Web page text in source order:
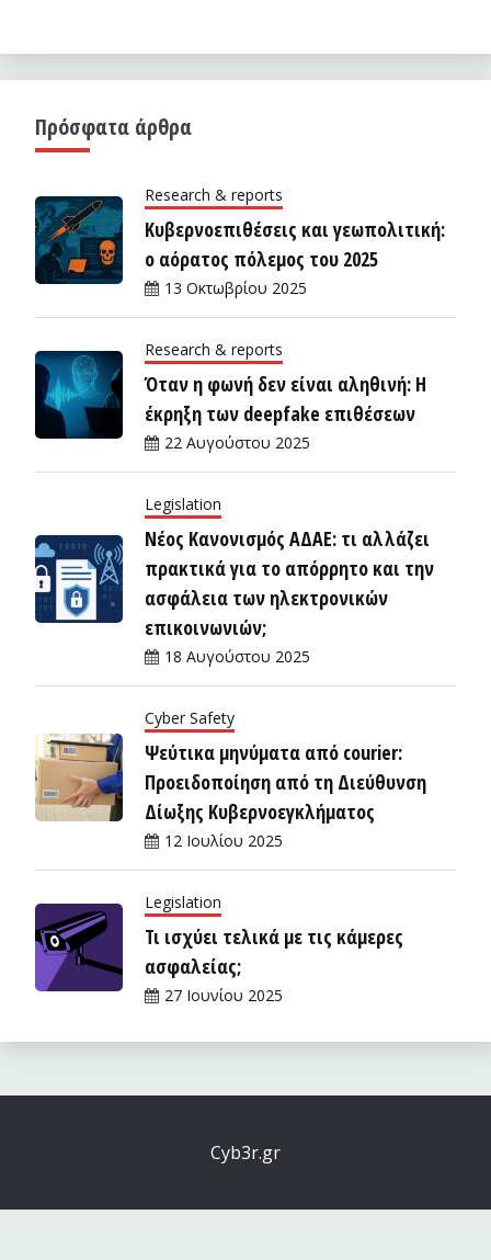
Πρόσφατα άρθρα
Research & reports
Κυβερνοεπιθέσεις και γεωπολιτική:
ο αόρατος πόλεμος του 2025
13 Οκτωβρίου 2025
Research & reports
Όταν η φωνή δεν είναι αληθινή: Η
έκρηξη των deepfake επιθέσεων
22 Αυγούστου 2025
Legislation
Νέος Κανονισμός ΑΔΑΕ: τι αλλάζει
πρακτικά για το απόρρητο και την
ασφάλεια των ηλεκτρονικών
επικοινωνιών;
18 Αυγούστου 2025
Cyber Safety
Ψεύτικα μηνύματα από courier:
Προειδοποίηση από τη Διεύθυνση
Δίωξης Κυβερνοεγκλήματος
12 Ιουλίου 2025
Legislation
Τι ισχύει τελικά με τις κάμερες
ασφαλείας;
27 Ιουνίου 2025
Cyb3r.gr